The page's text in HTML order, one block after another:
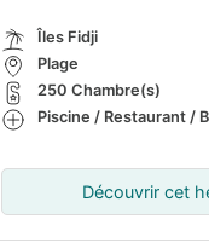
Îles Fidji
Plage
250 Chambre(s)
Piscine / Restaurant /
Découvrir cet